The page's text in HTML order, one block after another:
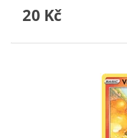
20 Kč